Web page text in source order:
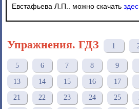
Евстафьева Л.П.. можно скачать
Упражнения. ГДЗ 1
5 6 7 8 9
13 14 15 16 17
21 22 23 24 25